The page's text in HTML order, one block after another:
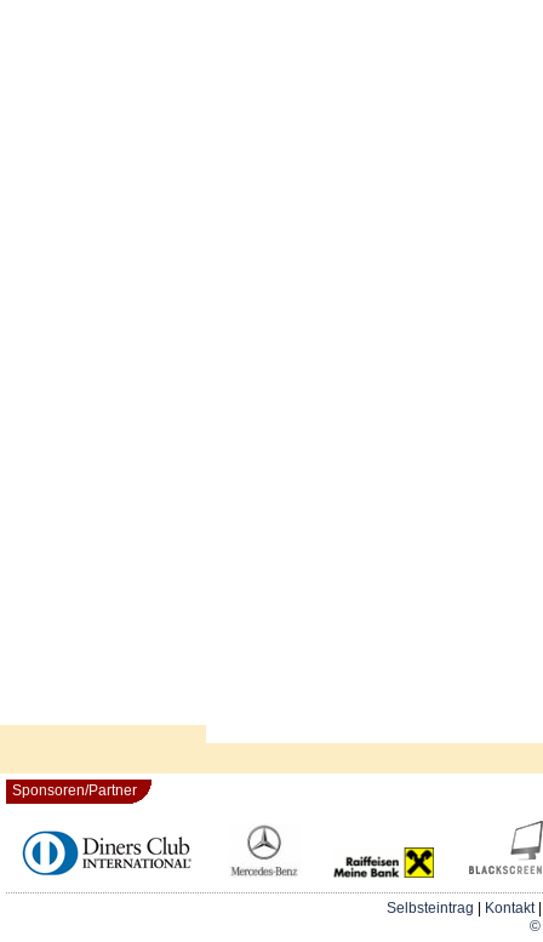
Sponsoren/Partner
Selbsteintrag Kontakt
©